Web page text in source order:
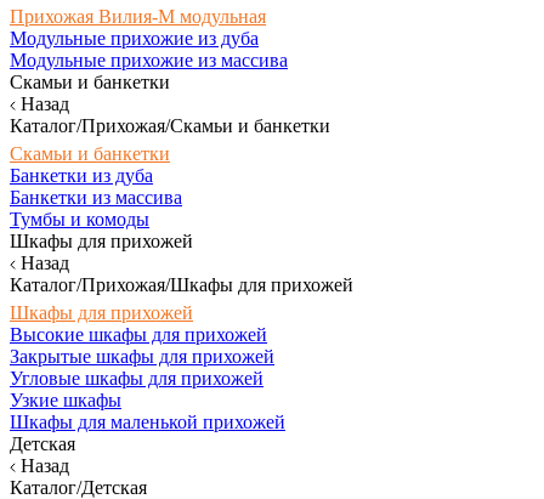
Прихожая Вилия-М модульная
Модульные прихожие из дуба
Модульные прихожие из массива
Скамьи и банкетки
Назад
Каталог/Прихожая/Скамьи и банкетки
Скамьи и банкетки
Банкетки из дуба
Банкетки из массива
Тумбы и комоды
Шкафы для прихожей
Назад
Каталог/Прихожая/Шкафы для прихожей
Шкафы для прихожей
Высокие шкафы для прихожей
Закрытые шкафы для прихожей
Угловые шкафы для прихожей
Узкие шкафы
Шкафы для маленькой прихожей
Детская
Назад
Каталог/Детская